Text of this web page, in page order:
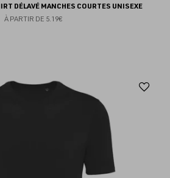
DÉLAVÉ MANCHES COURTES UNISEXE
À PARTIR DE 5.19€